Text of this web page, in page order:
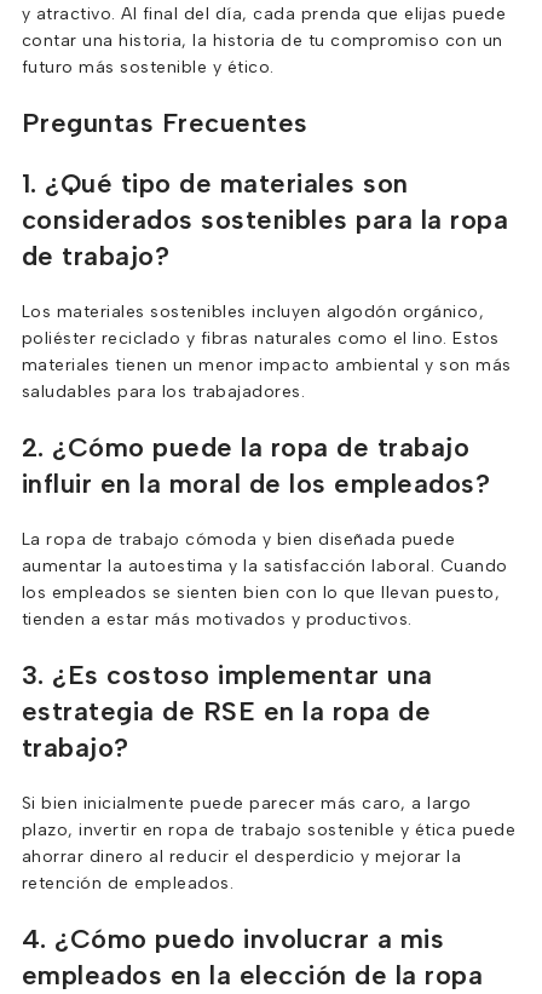
y atractivo. Al final del día, cada prenda que elijas puede
contar una historia, la historia de tu compromiso con un
futuro más sostenible y ético.
Preguntas Frecuentes
1. ¿Qué tipo de materiales son
considerados sostenibles para la ropa
de trabajo?
Los materiales sostenibles incluyen algodón orgánico,
poliéster reciclado y fibras naturales como el lino. Estos
materiales tienen un menor impacto ambiental y son más
saludables para los trabajadores.
2. ¿Cómo puede la ropa de trabajo
influir en la moral de los empleados?
La ropa de trabajo cómoda y bien diseñada puede
aumentar la autoestima y la satisfacción laboral. Cuando
los empleados se sienten bien con lo que llevan puesto,
tienden a estar más motivados y productivos.
3. ¿Es costoso implementar una
estrategia de RSE en la ropa de
trabajo?
Si bien inicialmente puede parecer más caro, a largo
plazo, invertir en ropa de trabajo sostenible y ética puede
ahorrar dinero al reducir el desperdicio y mejorar la
retención de empleados.
4. ¿Cómo puedo involucrar a mis
empleados en la elección de la ropa